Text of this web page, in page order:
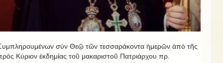
σύν Θεῷ τῶν τεσσαράκοντα ἡμερῶν ἀπό τῆς
Κύριον ἐκδημίας τοῦ μακαριστοῦ Πατριάρχου πρ.